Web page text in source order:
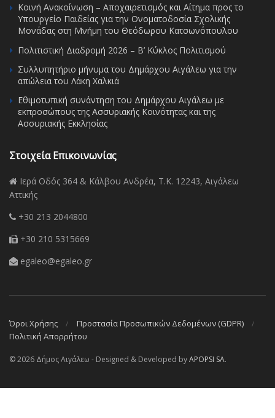
Κοινή Ανακοίνωση – Αποχαιρετισμός και Αίτημα προς το
Υπουργείο Παιδείας για την Ονοματοδοσία Σχολικής
Μονάδας στη Μνήμη του Θεόδωρου Κατσωνόπουλου
Πολιτιστική Διαδρομή 2026 – Β’ Κύκλος Πολιτισμού
Συλλυπητήριο μήνυμα του Δημάρχου Αιγάλεω για την
απώλεια του Λάκη Χαλκιά
Εθιμοτυπική συνάντηση του Δημάρχου Αιγάλεω με
εκπροσώπους της Ασσυριακής Κοινότητας και της
Ασσυριακής Εκκλησίας
Στοιχεία Επικοινωνίας
Ιερά Οδός 364 & Κάλβου Ανδρέα, Τ.Κ. 12243, Αιγάλεω
Αττικής
+30 213 2044800
+30 210 5315669
egaleo@egaleo.gr
Όροι Χρήσης
Προστασία Προσωπικών Δεδομένων (GDPR)
Πολιτική Απορρήτου
© 2026 Δήμος Αιγάλεω - Designed & Developed byAPOPSI SA.